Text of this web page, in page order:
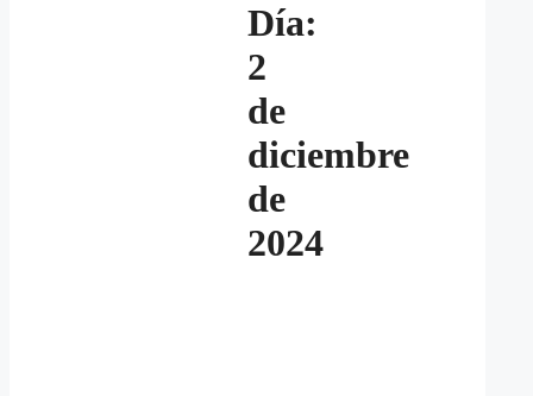
Día:
2
de
diciembre
de
2024